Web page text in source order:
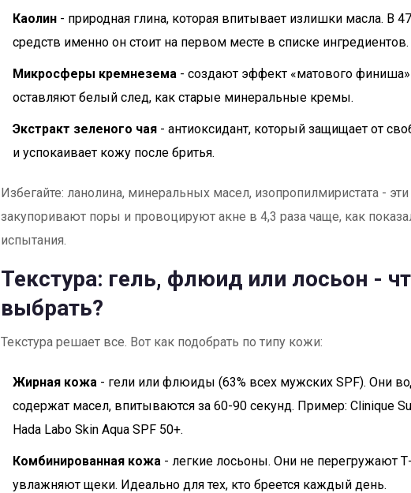
Каолин - природная глина, которая впитывает излишки масла. В
средств именно он стоит на первом месте в списке ингредиентов.
Микросферы кремнезема - создают эффект «матового финиша»
оставляют белый след, как старые минеральные кремы.
Экстракт зеленого чая - антиоксидант, который защищает от
и успокаивает кожу после бритья.
Избегайте: ланолина, минеральных масел, изопропилмиристата -
закупоривают поры и провоцируют акне в 4,3 раза чаще, как
испытания.
Текстура: гель, флюид или лосьон -
выбрать?
Текстура решает все. Вот как подобрать по типу кожи:
Жирная кожа - гели или флюиды (63% всех мужских SPF). Они
содержат масел, впитываются за 60-90 секунд. Пример: Clinique
Hada Labo Skin Aqua SPF 50+.
Комбинированная кожа - легкие лосьоны. Они не перегружают
увлажняют щеки. Идеально для тех, кто бреется каждый день.